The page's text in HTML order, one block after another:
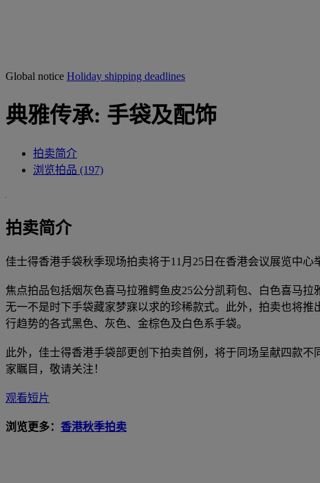
Global notice Holiday shipping deadlines
典雅传承: 手袋及配饰
拍卖简介
浏览拍品 (197)
拍卖简介
佳士得香港手袋秋季现场拍卖将于11月25日在香港会议展览中
焦点拍品包括烟灰色喜马拉雅鳄鱼皮25公分凯莉包、白色喜马拉
无一不是时下手袋藏家梦寐以求的珍稀款式。此外，拍卖也将
行趋势的各式黑色、灰色、金棕色及白色系手袋。
此外，佳士得香港手袋部更创下拍卖首例，将于同场呈献四款
家瞩目，敬请关注！
观看短片
浏览更多： 香港秋季拍卖